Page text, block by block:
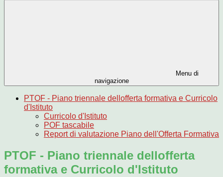
Menu di
navigazione
PTOF - Piano triennale dellofferta formativa e Curricolo
d'Istituto
Curricolo d'Istituto
POF tascabile
Report di valutazione Piano dell'Offerta Formativa
PTOF - Piano triennale dellofferta
formativa e Curricolo d'Istituto